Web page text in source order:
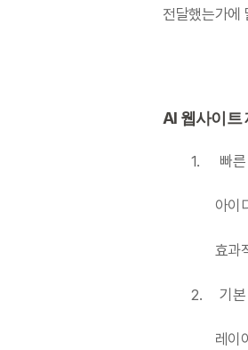
전달했는가에
AI 웹사이트
1.
2.